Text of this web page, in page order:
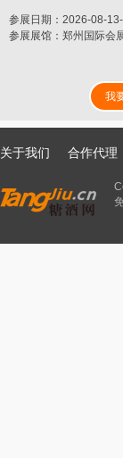
参展日期：2026-08-
参展展馆：郑州国际会
我
关于我们 合作代理